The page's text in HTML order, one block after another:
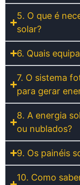
5. O que é
solar?
6. Quais
7. O sistema
para gerar
8. A energia
ou nublados?
9. Os painéis
10. Como